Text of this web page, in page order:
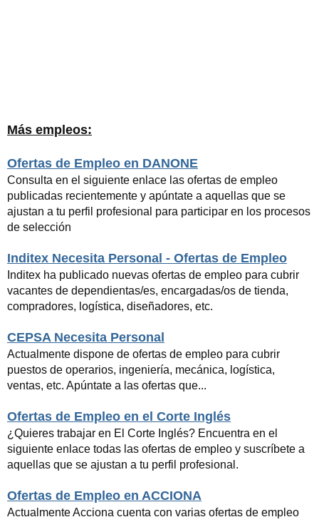
Más empleos:
Ofertas de Empleo en DANONE
Consulta en el siguiente enlace las ofertas de empleo
publicadas recientemente y apúntate a aquellas que se
ajustan a tu perfil profesional para participar en los procesos
de selección
Inditex Necesita Personal - Ofertas de Empleo
Inditex ha publicado nuevas ofertas de empleo para cubrir
vacantes de dependientas/es, encargadas/os de tienda,
compradores, logística, diseñadores, etc.
CEPSA Necesita Personal
Actualmente dispone de ofertas de empleo para cubrir
puestos de operarios, ingeniería, mecánica, logística,
ventas, etc. Apúntate a las ofertas que...
Ofertas de Empleo en el Corte Inglés
¿Quieres trabajar en El Corte Inglés? Encuentra en el
siguiente enlace todas las ofertas de empleo y suscríbete a
aquellas que se ajustan a tu perfil profesional.
Ofertas de Empleo en ACCIONA
Actualmente Acciona cuenta con varias ofertas de empleo